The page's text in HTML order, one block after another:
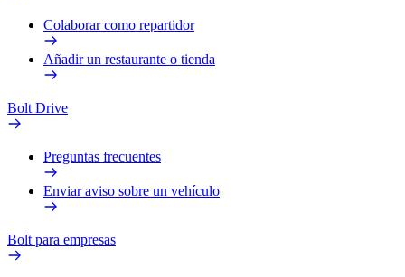
Colaborar como repartidor
Añadir un restaurante o tienda
Bolt Drive
Preguntas frecuentes
Enviar aviso sobre un vehículo
Bolt para empresas